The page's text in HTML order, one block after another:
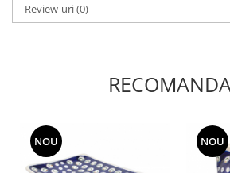
Review-uri(0)
NOU NOU